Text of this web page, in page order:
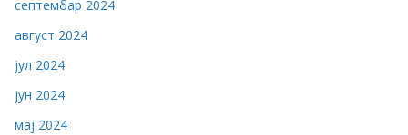
септембар 2024
август 2024
јул 2024
јун 2024
мај 2024